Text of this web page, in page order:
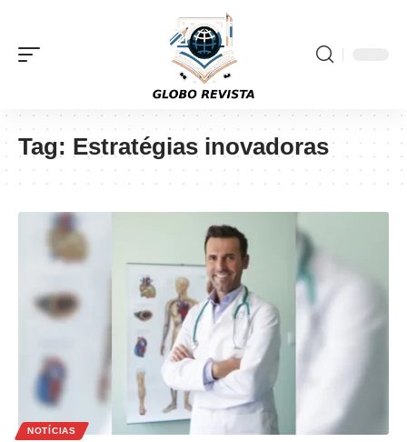
Tag: Estratégias inovadoras
NOTÍCIAS